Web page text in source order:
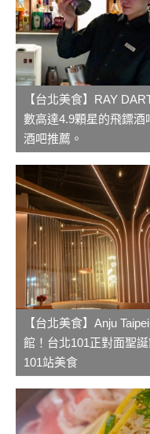
【台北美食】RAY
數高達4.9顆星的飛鏢
酒吧推薦。
【台北美食】Anju
館！台北101正對面聖
101站美食